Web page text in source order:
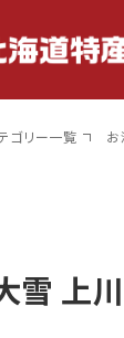
ゴリー一覧 お
雪 上